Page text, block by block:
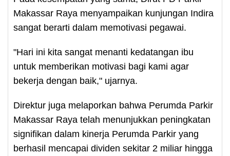
Makassar Raya menyampaikan kunjungan Indira
sangat berarti dalam memotivasi pegawai.
"Hari ini kita sangat menanti kedatangan ibu
untuk memberikan motivasi bagi kami agar
bekerja dengan baik," ujarnya.
Direktur juga melaporkan bahwa Perumda Parkir
Makassar Raya telah menunjukkan peningkatan
signifikan dalam kinerja Perumda Parkir yang
berhasil mencapai dividen sekitar 2 miliar hingga